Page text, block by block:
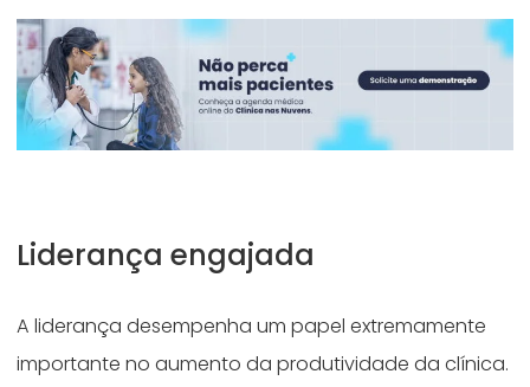
Liderança engajada
A liderança desempenha um papel extremamente
importante no aumento da produtividade da clínica.